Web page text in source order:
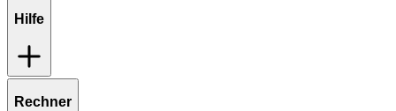
Hilfe
Rechner